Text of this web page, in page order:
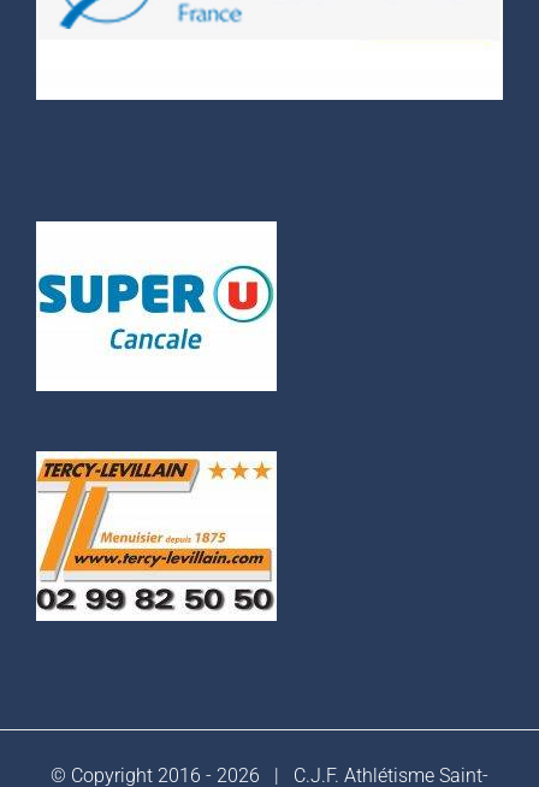
© Copyright 2016 - 2026 | C.J.F. Athlétisme Saint-